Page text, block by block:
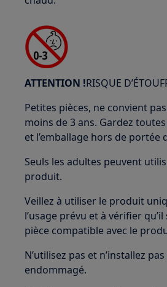
ATTENTION !RISQUE
Petites pièces, ne convient
moins de 3 ans. Gardez
et l’emballage hors de portée
Seuls les adultes peuvent
produit.
Veillez à utiliser le produit
l’usage prévu et à vérifier qu’il
pièce compatible avec le
N’utilisez pas et n’installez
endommagé.